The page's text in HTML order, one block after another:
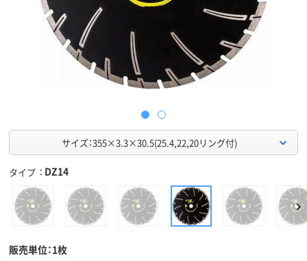
サイズ：355×3.3×30.5(25.4,22,20リング付)
タイプ DZ14
販売単位：1枚